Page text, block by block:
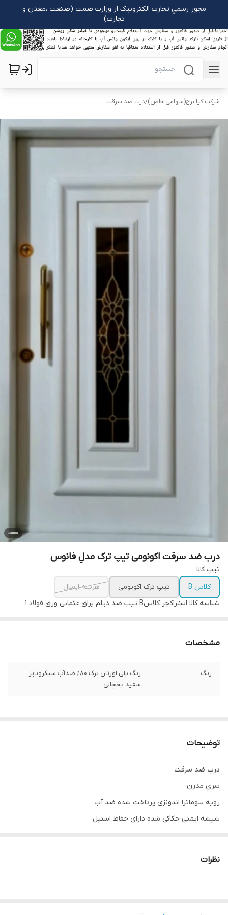
مجوز رسمیِ تجارت الکترونیک از وزارت صمت (صنعت ،معدن و
تجارت)
شرکت کیا برج(سهامی خاص)/درب ضد سرقت
درب ضد سرقت اکونومی تیپ ترک مدلِ فانوس
تیپ کالا
کلاس B
تیپ ترک اکونومی
هزینه ارسال
شناسه کالا استراکچر کلاسB تیپ ضد دیلم یراق عثمانی ورق فولاد 1
مشخصات
رنگ
رنگ پلی اورتان ترک ۸۰٪ ضدآب سیکرونایز
سفید یخچالی
توضیحات
درب ضد سرقت
سریِ مدرن
رویه سوماترا اندونزی پرداخت شده ضد آب
شیشه ایمنی حکاکی شده دارای حفاظ استیل
نظرات